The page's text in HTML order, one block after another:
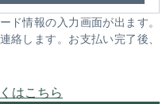
ド情報の入力画面が出ます。
絡します。お支払い完了後、
はこちら